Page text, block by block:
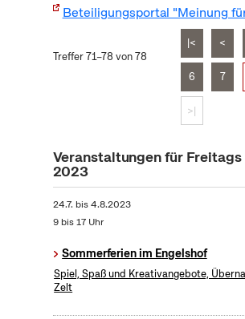
Beteiligungsportal "Meinung
Treffer 71–78 von 78
|< <
6 7
>|
Veranstaltungen für Freitags
2023
24.7. bis4.8.2023
9 bis 17 Uhr
Sommerferien im Engelshof
Spiel, Spaß und Kreativangebote,
Zelt